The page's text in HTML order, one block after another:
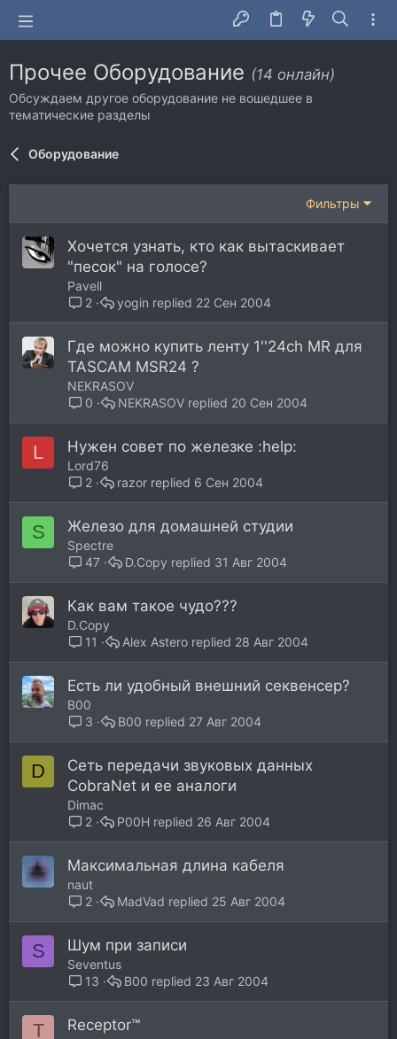
Прочее Оборудование (14 онлайн)
Обсуждаем другое оборудование не вошедшее в
тематические разделы
Оборудование
Фильтры
Хочется узнать, кто как вытаскивает
"песок" на голосе?
Pavell
2
22 Сен 2004
yogin
Где можно купить ленту 1''24ch MR для
TASCAM MSR24 ?
NEKRASOV
0
20 Сен 2004
NEKRASOV
L Нужен совет по железке :help:
Lord76
2
6 Сен 2004
razor
S Железо для домашней студии
Spectre
47
31 Авг 2004
D.Copy
Как вам такое чудо???
D.Copy
11
28 Авг 2004
Alex Astero
Есть ли удобный внешний секвенсер?
B00
3
27 Авг 2004
B00
D
Сеть передачи звуковых данных
CobraNet и ее аналоги
Dimac
2
26 Авг 2004
P00H
Maксимальная длина кабеля
naut
2
25 Авг 2004
MadVad
S Шум при записи
Seventus
13
23 Авг 2004
B00
T Receptor™